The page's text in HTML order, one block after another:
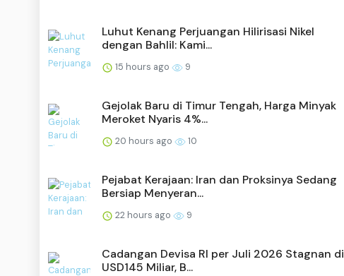
Luhut Kenang Perjuangan Hilirisasi Nikel
dengan Bahlil: Kami...
15 hours ago 9
Gejolak Baru di Timur Tengah, Harga Minyak
Meroket Nyaris 4%...
20 hours ago 10
Pejabat Kerajaan: Iran dan Proksinya Sedang
Bersiap Menyeran...
22 hours ago 9
Cadangan Devisa RI per Juli 2026 Stagnan di
USD145 Miliar, B...